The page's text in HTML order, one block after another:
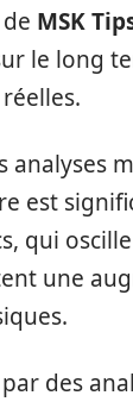
MSK
le long
analyses
est
qui
une
des